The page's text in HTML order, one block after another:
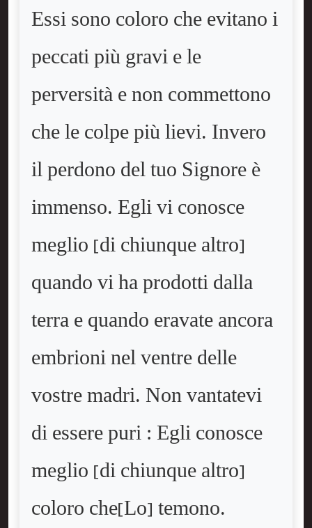
Essi sono coloro che evitano i
peccati più gravi e le
perversità e non commettono
che le colpe più lievi. Invero
il perdono del tuo Signore è
immenso. Egli vi conosce
meglio [di chiunque altro]
quando vi ha prodotti dalla
terra e quando eravate ancora
embrioni nel ventre delle
vostre madri. Non vantatevi
di essere puri : Egli conosce
meglio [di chiunque altro]
coloro che[Lo] temono.